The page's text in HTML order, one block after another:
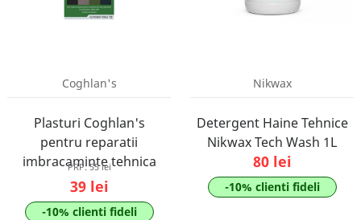
Coghlan's
Plasturi Coghlan's
pentru reparatii
imbracaminte tehnica
PRP: 55 lei
39 lei
-10% clienti fideli
Nikwax
Detergent Haine Tehnice
Nikwax Tech Wash 1L
80 lei
-10% clienti fideli